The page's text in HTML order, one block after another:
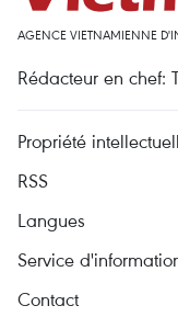
AGENCE VIETNAMIENNE
Rédacteur en chef:
Propriété
RSS
Langues
Service
Contact